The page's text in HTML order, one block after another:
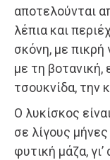
αποτελούνται
λέπια και
σκόνη, με
με τη βοτανική,
τσουκνίδα, την
Ο λυκίσκος
σε λίγους
φυτική μάζα,